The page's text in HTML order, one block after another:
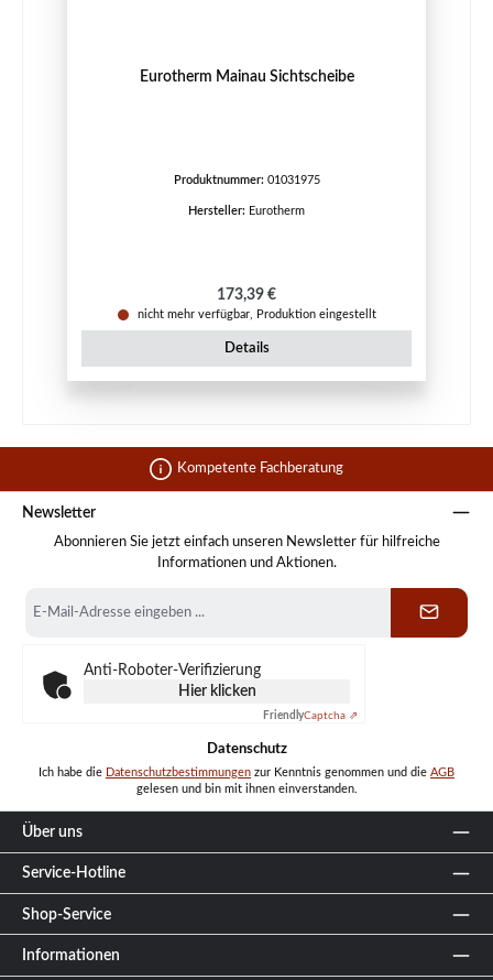
Eurotherm Mainau Sichtscheibe
Produktnummer: 01031975
Hersteller: Eurotherm
Regulärer Preis:
173,39 €
nicht mehr verfügbar, Produktion eingestellt
Details
Kompetente Fachberatung
Newsletter
Abonnieren Sie jetzt einfach unseren Newsletter für hilfreiche
Informationen und Aktionen.
Mail-
Anti-Roboter-Verifizierung
Hier klicken
FriendlyCaptcha ⇗
Datenschutz
Ich habe die Datenschutzbestimmungen zur Kenntnis genommen und die AGB
gelesen und bin mit ihnen einverstanden.
Über uns
Service-Hotline
Shop-Service
Informationen